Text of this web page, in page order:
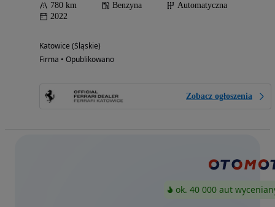
780 km Benzyna
Automatyczna
2022
Katowice (Śląskie)
Firma • Opublikowano
Zobacz ogłoszenia
ok. 40 000 aut